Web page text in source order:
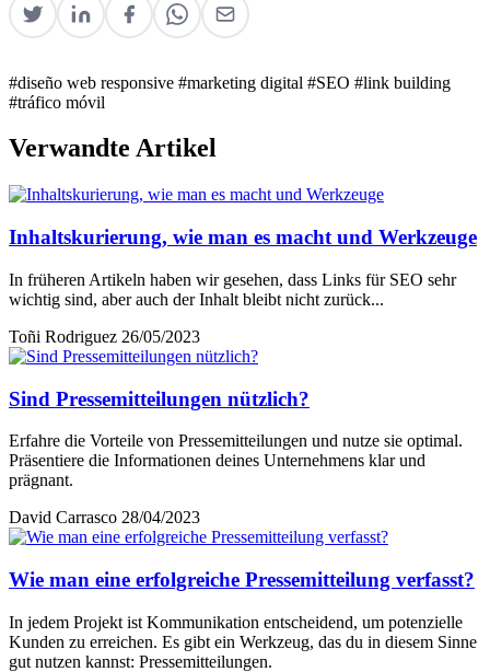
#diseño web responsive #marketing digital #SEO #link building
#tráfico móvil
Verwandte Artikel
Inhaltskurierung, wie man es macht und Werkzeuge
In früheren Artikeln haben wir gesehen, dass Links für SEO sehr
wichtig sind, aber auch der Inhalt bleibt nicht zurück...
Toñi Rodriguez 26/05/2023
Sind Pressemitteilungen nützlich?
Erfahre die Vorteile von Pressemitteilungen und nutze sie optimal.
Präsentiere die Informationen deines Unternehmens klar und
prägnant.
David Carrasco 28/04/2023
Wie man eine erfolgreiche Pressemitteilung verfasst?
In jedem Projekt ist Kommunikation entscheidend, um potenzielle
Kunden zu erreichen. Es gibt ein Werkzeug, das du in diesem Sinne
gut nutzen kannst: Pressemitteilungen.